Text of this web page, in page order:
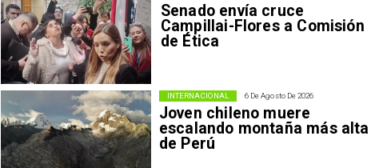
Senado envía cruce
Campillai-Flores a Comisión
de Ética
6 De Agosto De 2026
Joven chileno muere
escalando montaña más alta
de Perú
INTERNACIONAL